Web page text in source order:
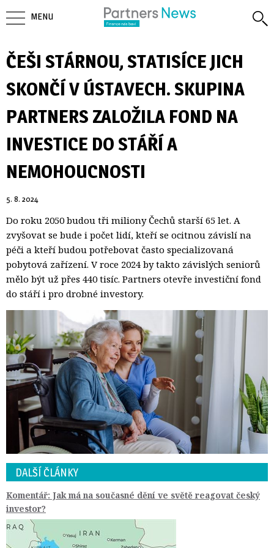
ČEŠI STÁRNOU, STATISÍCE JICH
SKONČÍ V ÚSTAVECH. SKUPINA
PARTNERS ZALOŽILA FOND NA
INVESTICE DO STÁŘÍ A
NEMOHOUCNOSTI
5. 8. 2024
Do roku 2050 budou tři miliony Čechů starší 65 let. A
zvyšovat se bude i počet lidí, kteří se ocitnou závislí na
péči a kteří budou potřebovat často specializovaná
pobytová zařízení. V roce 2024 by takto závislých seniorů
mělo být už přes 440 tisíc. Partners otevře investiční fond
do stáří i pro drobné investory.
DALŠÍ ČLÁNKY
Komentář: Jak má na současné dění ve světě reagovat český
investor?
MENU